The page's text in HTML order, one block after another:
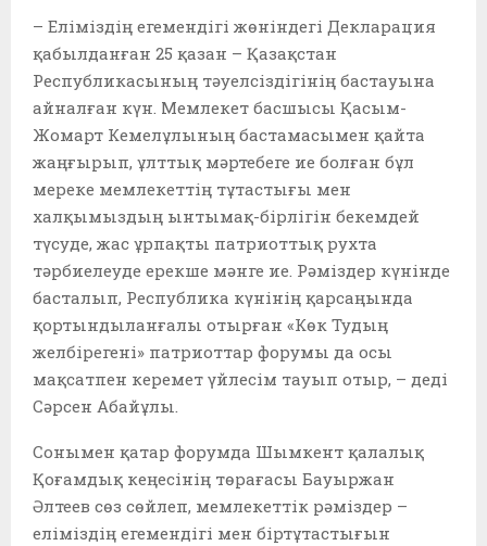
– Еліміздің егемендігі жөніндегі Декларация
қабылданған 25 қазан – Қазақстан
Республикасының тәуелсіздігінің бастауына
айналған күн. Мемлекет басшысы Қасым-
Жомарт Кемелұлының бастамасымен қайта
жаңғырып, ұлттық мәртебеге ие болған бұл
мереке мемлекеттің тұтастығы мен
халқымыздың ынтымақ-бірлігін бекемдей
түсуде, жас ұрпақты патриоттық рухта
тәрбиелеуде ерекше мәнге ие. Рәміздер күнінде
басталып, Республика күнінің қарсаңында
қортындыланғалы отырған «Көк Тудың
желбірегені» патриоттар форумы да осы
мақсатпен керемет үйлесім тауып отыр, – деді
Сәрсен Абайұлы.
Сонымен қатар форумда Шымкент қалалық
Қоғамдық кеңесінің төрағасы Бауыржан
Әлтеев сөз сөйлеп, мемлекеттік рәміздер –
еліміздің егемендігі мен біртұтастығын